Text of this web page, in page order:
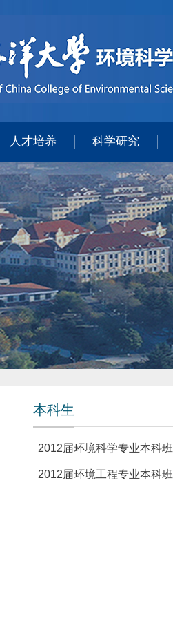
人才培养 科学研究
本科生
2012届环境科学专业本科班
2012届环境工程专业本科班